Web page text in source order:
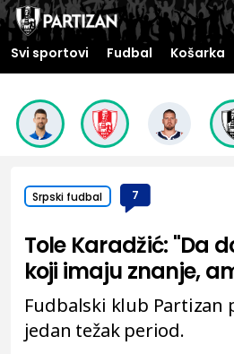
Svi sportovi Fudbal Košarka
Srpski fudbal 7
Tole Karadžić: "Da
koji imaju znanje,
Fudbalski klub Partizan
jedan težak period.